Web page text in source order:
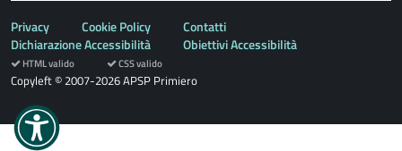
Privacy Cookie Policy
Contatti
Dichiarazione Accessibilità
Obiettivi Accessibilità
HTML valido CSS valido
Copyleft © 2007-2026 APSP Primiero